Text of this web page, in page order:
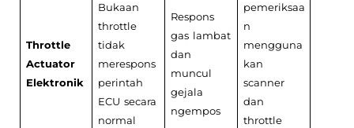
Throttle
Actuator
Elektronik
Bukaan
throttle
tidak
merespons
perintah
ECU secara
normal
Respons
gas lambat
dan
muncul
gejala
ngempos
pemeriksaa
n
mengguna
kan
scanner
dan
throttle